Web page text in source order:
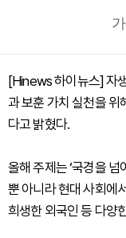
가
[Hinews 하이뉴스] 자
과 보훈 가치 실천을 위
다고 밝혔다.
올해 주제는 ‘국경을 넘
뿐 아니라 현대 사회에
희생한 외국인 등 다양